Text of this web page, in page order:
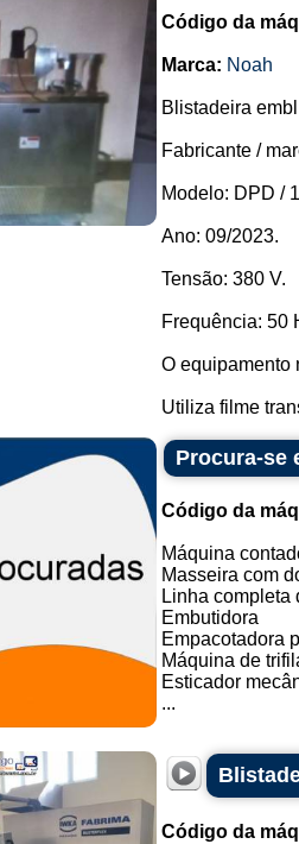
Código da
Marca: Noah
Blistadeira
Fabricante /
Modelo: DPD /
Ano: 09/2023.
Tensão: 380 V.
Frequência: 50
O equipamento
Utiliza filme
Procura-se
Código da
Máquina
Masseira com
Linha completa
Embutidora
Empacotadora
Máquina de
Esticador
...
Código da